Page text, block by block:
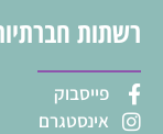
רשתות
פייסבוק
אינסטגרם